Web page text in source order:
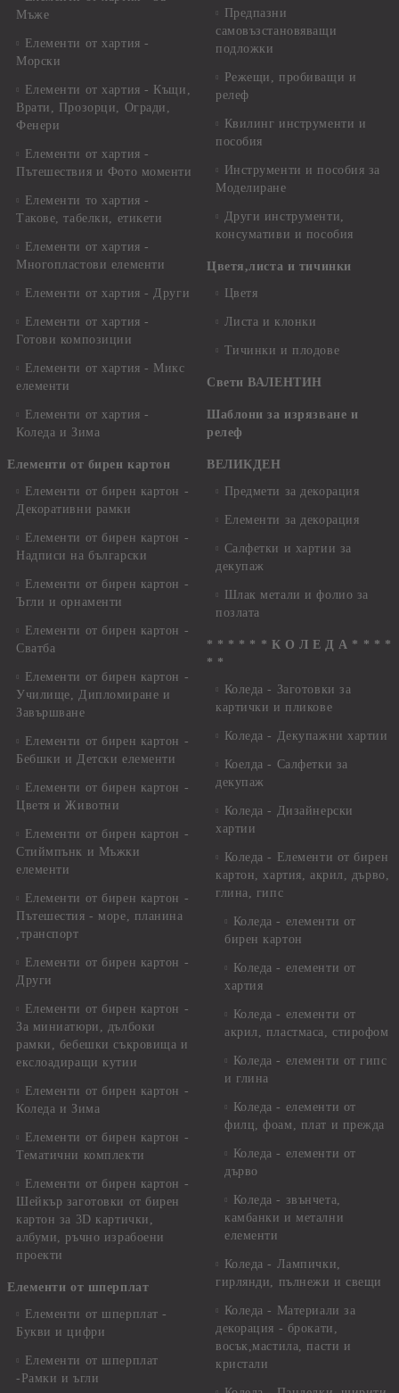
Мъже
Елементи от хартия -
Морски
Елементи от хартия - Къщи,
Врати, Прозорци, Огради,
Фенери
Елементи от хартия -
Пътешествия и Фото моменти
Елементи то хартия -
Такове, табелки, етикети
Елементи от хартия -
Многопластови елементи
Елементи от хартия - Други
Елементи от хартия -
Готови композиции
Елементи от хартия - Микс
елементи
Елементи от хартия -
Коледа и Зима
Елементи от бирен картон
Елементи от бирен картон -
Декоративни рамки
Елементи от бирен картон -
Надписи на български
Елементи от бирен картон -
Ъгли и орнаменти
Елементи от бирен картон -
Сватба
Елементи от бирен картон -
Училище, Дипломиране и
Завършване
Елементи от бирен картон -
Бебшки и Детски елементи
Елементи от бирен картон -
Цветя и Животни
Елементи от бирен картон -
Стиймпънк и Мъжки
елементи
Елементи от бирен картон -
Пътешестия - море, планина
,транспорт
Елементи от бирен картон -
Други
Елементи от бирен картон -
За миниатюри, дълбоки
рамки, бебешки съкровища и
екслоадиращи кутии
Елементи от бирен картон -
Коледа и Зима
Елементи от бирен картон -
Тематични комплекти
Елементи от бирен картон -
Шейкър заготовки от бирен
картон за 3D картички,
албуми, ръчно израбоени
проекти
Елементи от шперплат
Елементи от шперплат -
Букви и цифри
Елементи от шперплат
-Рамки и ъгли
Предпазни
самовъзстановяващи
подложки
Режещи, пробиващи и
релеф
Квилинг инструменти и
пособия
Инструменти и пособия за
Моделиране
Други инструменти,
консумативи и пособия
Цветя,листа и тичинки
Цветя
Листа и клонки
Тичинки и плодове
Свети ВАЛЕНТИН
Шаблони за изрязване и
релеф
ВЕЛИКДЕН
Предмети за декорация
Елементи за декорация
Салфетки и хартии за
декупаж
Шлак метали и фолио за
позлата
* * * * * * К О Л Е Д А * * * *
* *
Коледа - Заготовки за
картички и пликове
Коледа - Декупажни хартии
Коелда - Салфетки за
декупаж
Коледа - Дизайнерски
хартии
Коледа - Eлементи от бирен
картон, хартия, акрил, дърво,
глина, гипс
Коледа - елементи от
бирен картон
Коледа - елементи от
хартия
Коледа - елементи от
акрил, пластмаса, стирофом
Коледа - елементи от гипс
и глина
Коледа - елементи от
филц, фоам, плат и прежда
Коледа - елементи от
дърво
Коледа - звънчета,
камбанки и метални
елементи
Коледа - Лампички,
гирлянди, пълнежи и свещи
Коледа - Материали за
декорация - брокати,
восък,мастила, пасти и
кристали